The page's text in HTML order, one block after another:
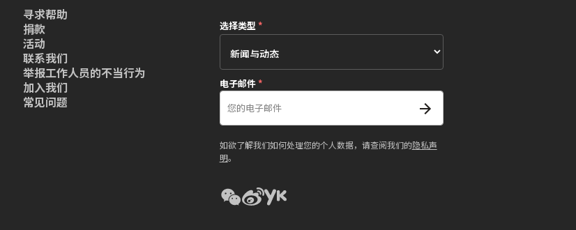
寻求帮助
捐款
活动
联系我们
举报工作人员的不当行为
加入我们
常见问题
选择类型 *
电子邮件*
如欲了解我们如何处理您的个人数据，请查阅我们的隐私声
明。